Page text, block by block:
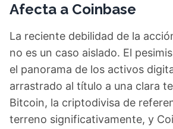
Afecta a Coinbase
La reciente debilidad de la
no es un caso aislado. El
el panorama de los activos
arrastrado al título a una clara
Bitcoin, la criptodivisa de
terreno significativamente, y